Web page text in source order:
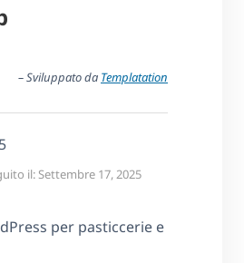
– Sviluppato da Templatation
il: Settembre 17, 2025
per pasticcerie e